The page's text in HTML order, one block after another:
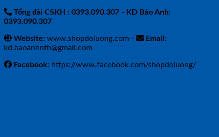
Tổng đài CSKH : 0393.090.307 - KD Bảo Anh:
0393.090.307
Website: www.shopdoluong.com -
Email:
kd.baoanhnth@gmail.com
Facebook: https://www.facebook.com/shopdoluong/